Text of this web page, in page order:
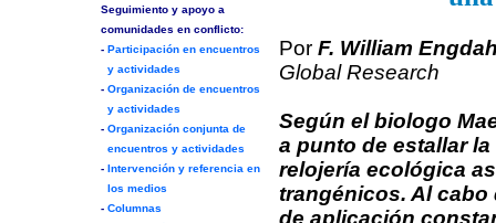
Por F. William
Global Research
Según el biologo
a punto de estallar
relojería ecológica
trangénicos. Al cabo